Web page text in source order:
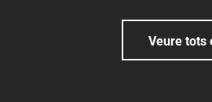
Veure tots